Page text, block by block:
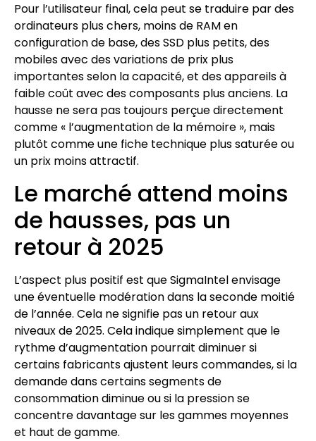
Pour l’utilisateur final, cela peut se traduire par des
ordinateurs plus chers, moins de RAM en
configuration de base, des SSD plus petits, des
mobiles avec des variations de prix plus
importantes selon la capacité, et des appareils à
faible coût avec des composants plus anciens. La
hausse ne sera pas toujours perçue directement
comme « l’augmentation de la mémoire », mais
plutôt comme une fiche technique plus saturée ou
un prix moins attractif.
Le marché attend moins
de hausses, pas un
retour à 2025
L’aspect plus positif est que SigmaIntel envisage
une éventuelle modération dans la seconde moitié
de l’année. Cela ne signifie pas un retour aux
niveaux de 2025. Cela indique simplement que le
rythme d’augmentation pourrait diminuer si
certains fabricants ajustent leurs commandes, si la
demande dans certains segments de
consommation diminue ou si la pression se
concentre davantage sur les gammes moyennes
et haut de gamme.